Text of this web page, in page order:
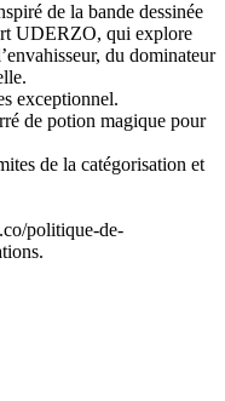
de la bande dessinée
UDERZO, qui explore
du dominateur
exceptionnel.
de potion magique pour
de la catégorisation et
politique-de-